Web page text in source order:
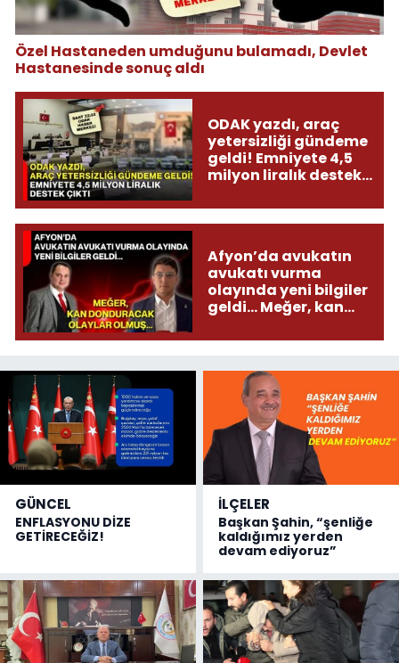
Özel Hastaneden umduğunu bulamadı, Devlet
Hastanesinde sonuç aldı
ODAK yazdı, araç
yetersizliği gündeme
geldi! Emniyete 4,5
milyon liralık destek
Afyon’da avukatın
avukatı vurma
olayında yeni bilgiler
geldi... Meğer, kan
olmuş...
GÜNCEL
ENFLASYONU DİZE
GETİRECEĞİZ!
İLÇELER
Başkan Şahin, “şenliğe
kaldığımız yerden
devam ediyoruz”